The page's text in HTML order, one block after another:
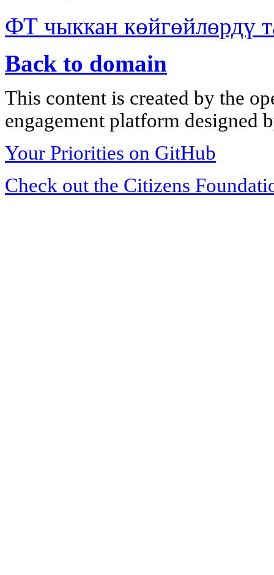
ФТ чыккан көйгөйлөрдү
Back to domain
This content is created by the
engagement platform designed
Your Priorities on GitHub
Check out the Citizens